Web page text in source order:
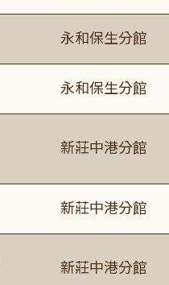
永和保生分館
永和保生分館
新莊中港分館
新莊中港分館
新莊中港分館